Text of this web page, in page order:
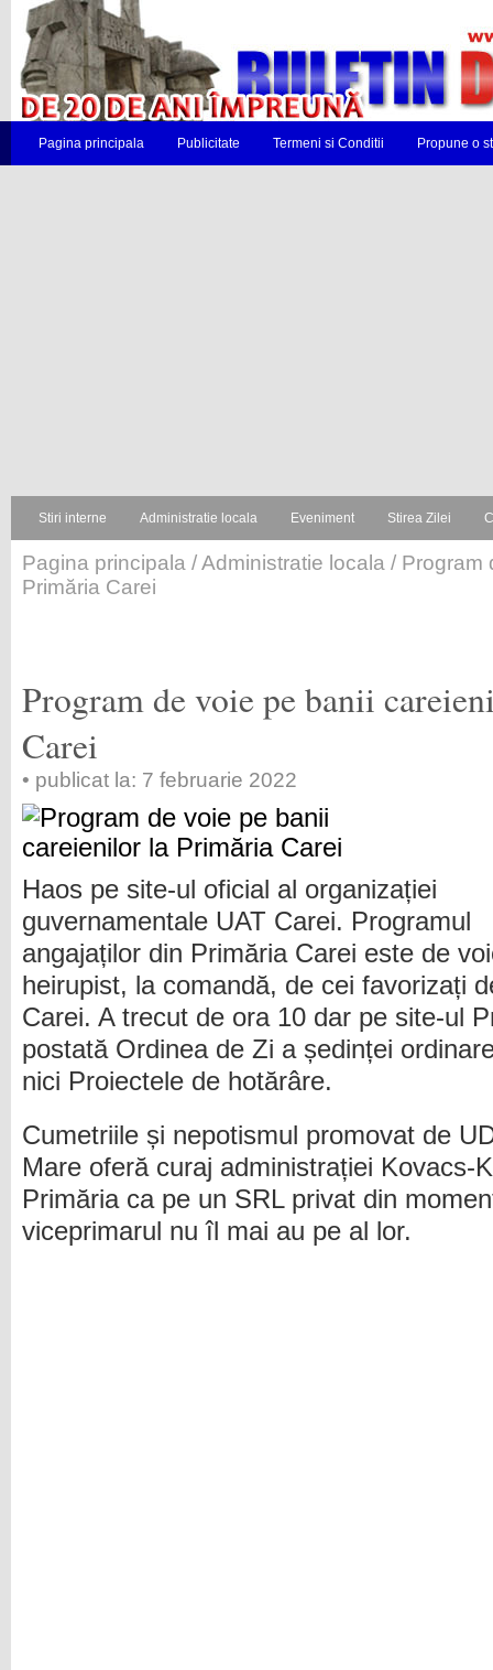
Pagina principala Publicitate Termeni si Conditii Propune o
Stiri interne Administratie locala Eveniment Stirea Zilei
Pagina principala /Administratie locala / Program
Primăria Carei
Program de voie pe banii
Carei
• publicat la: 7 februarie 2022
Haos pe site-ul oficial al organizației
guvernamentale UAT Carei. Programul
angajaților din Primăria Carei este de
heirupist, la comandă, de cei favorizați
Carei. A trecut de ora 10 dar pe site-ul
postată Ordinea de Zi a ședinței
nici Proiectele de hotărâre.
Cumetriile și nepotismul promovat de
Mare oferă curaj administrației Kovacs-
Primăria ca pe un SRL privat din
viceprimarul nu îl mai au pe al lor.